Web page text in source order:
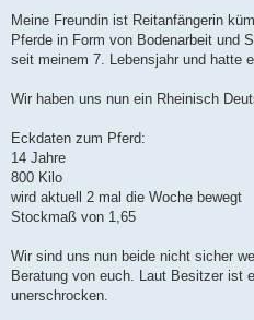
Meine Freundin ist Reitanfängerin
Pferde in Form von Bodenarbeit und
seit meinem 7. Lebensjahr und hatte
Wir haben uns nun ein Rheinisch
Eckdaten zum Pferd:
14 Jahre
800 Kilo
wird aktuell 2 mal die Woche bewegt
Stockmaß von 1,65
Wir sind uns nun beide nicht sicher
Beratung von euch. Laut Besitzer ist
unerschrocken.